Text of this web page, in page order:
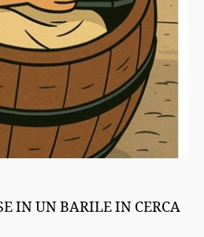
IN UN BARILE IN CERCA